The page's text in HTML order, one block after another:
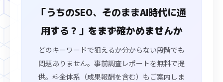
「うちのSEO、そのままAI時代に通
用する？」をまず確かめませんか
どのキーワードで狙えるか分からない段階でも
問題ありません。事前調査レポートを無料で提
供。料金体系（成果報酬を含む）もご案内しま